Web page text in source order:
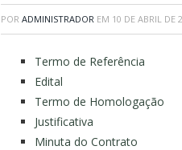
POR ADMINISTRADOR EM 10 DE ABRIL DE
Termo de Referência
Edital
Termo de Homologação
Justificativa
Minuta do Contrato